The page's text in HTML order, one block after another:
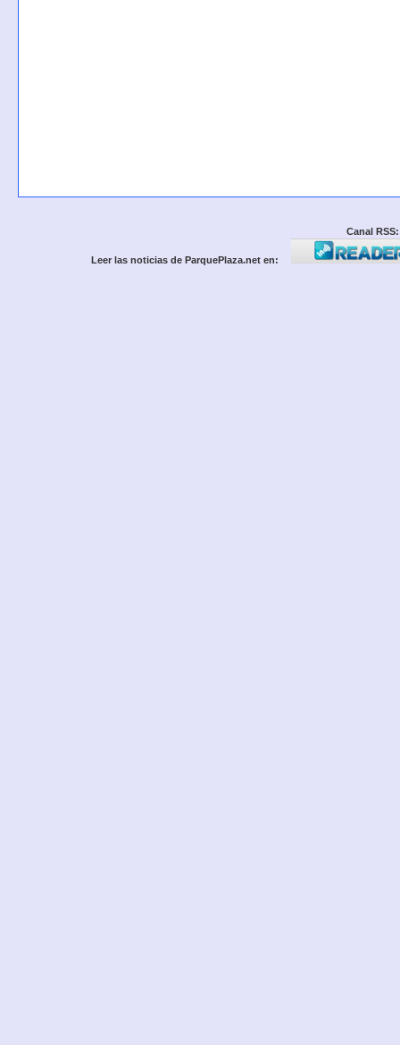
Canal RSS:
Leer las noticias de ParquePlaza.net en: